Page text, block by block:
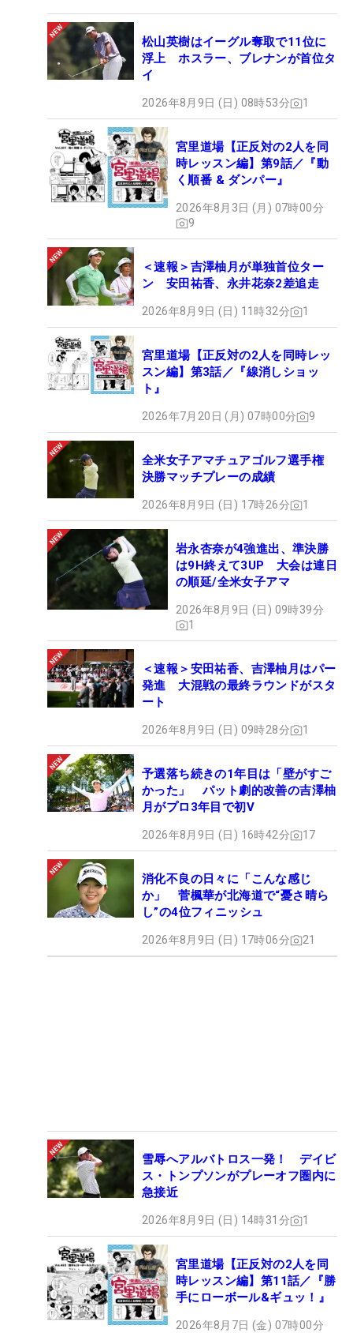
松山英樹はイーグル奪取で11位に
浮上 ホスラー、ブレナンが首位タ
イ
2026年8月9日 (日) 08時53分 1
宮里道場【正反対の2人を同
時レッスン編】第9話／『動
く順番 & ダンパー』
2026年8月3日 (月) 07時00分
9
＜速報＞吉澤柚月が単独首位ター
ン 安田祐香、永井花奈2差追走
2026年8月9日 (日) 11時32分 1
宮里道場【正反対の2人を同時レッ
スン編】第3話／『線消しショッ
ト』
2026年7月20日 (月) 07時00分 9
全米女子アマチュアゴルフ選手権
決勝マッチプレーの成績
2026年8月9日 (日) 17時26分 1
岩永杏奈が4強進出、準決勝
は9H終えて3UP 大会は連日
の順延/全米女子アマ
2026年8月9日 (日) 09時39分
1
＜速報＞安田祐香、吉澤柚月はパー
発進 大混戦の最終ラウンドがスタ
ート
2026年8月9日 (日) 09時28分 1
予選落ち続きの1年目は「壁がすご
かった」 パット劇的改善の吉澤柚
月がプロ3年目で初V
2026年8月9日 (日) 16時42分 17
消化不良の日々に「こんな感じ
か」 菅楓華が北海道で“憂さ晴ら
し”の4位フィニッシュ
2026年8月9日 (日) 17時06分 21
雪辱へアルバトロス一発！ デイビ
ス・トンプソンがプレーオフ圏内に
急接近
2026年8月9日 (日) 14時31分 1
宮里道場【正反対の2人を同
時レッスン編】第11話／『勝
手にローボール&ギュッ！』
2026年8月7日 (金) 07時00分